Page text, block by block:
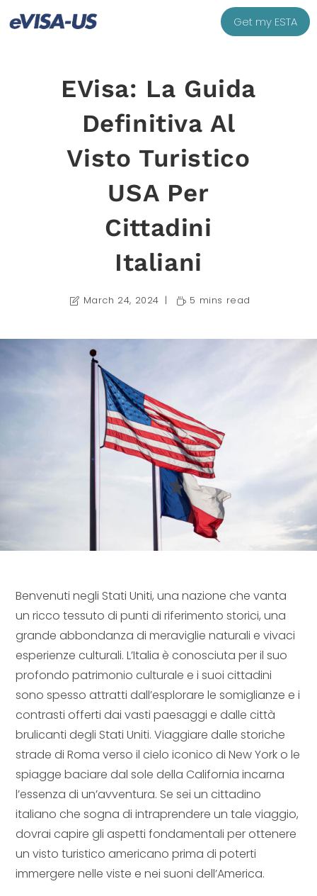
Get my ESTA
EVisa: La Guida
Definitiva Al
Visto Turistico
USA Per
Cittadini
Italiani
March 24, 2024 5 mins read
Benvenuti negli Stati Uniti, una nazione che vanta
un ricco tessuto di punti di riferimento storici, una
grande abbondanza di meraviglie naturali e vivaci
esperienze culturali. L’Italia è conosciuta per il suo
profondo patrimonio culturale e i suoi cittadini
sono spesso attratti dall’esplorare le somiglianze e i
contrasti offerti dai vasti paesaggi e dalle città
brulicanti degli Stati Uniti. Viaggiare dalle storiche
strade di Roma verso il cielo iconico di New York o le
spiagge baciare dal sole della California incarna
l’essenza di un’avventura. Se sei un cittadino
italiano che sogna di intraprendere un tale viaggio,
dovrai capire gli aspetti fondamentali per ottenere
un visto turistico americano prima di poterti
immergere nelle viste e nei suoni dell’America.